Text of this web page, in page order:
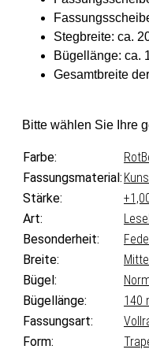
Stegbreite: ca.
Bügellänge: ca.
Gesamtbreite
Bitte wählen Sie Ihre
Farbe: Rot
Fassungsmaterial:
Stärke:
Art:
Besonderheit:
Breite:
Bügel:
Bügellänge:
140
Fassungsart:
Form: